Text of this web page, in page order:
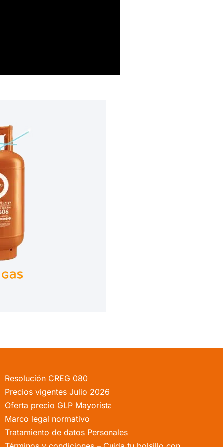
Resolución CREG 080
Precios vigentes Julio 2026
Oferta precio GLP Mayorista
Marco legal normativo
Tratamiento de datos Personales